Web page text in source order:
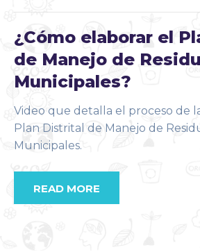
¿Cómo elaborar el
de Manejo de
Municipales?
Video que detalla el proceso de
Plan Distrital de Manejo de
Municipales.
READ MORE